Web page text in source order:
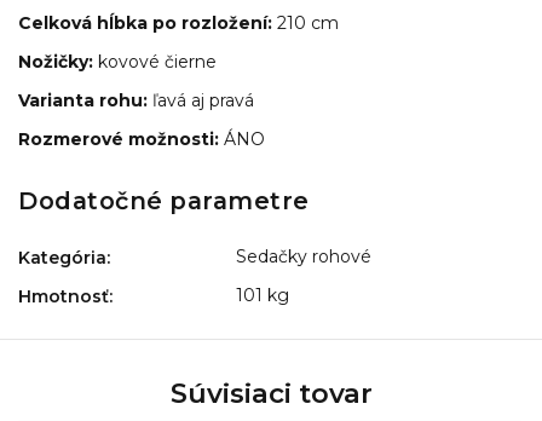
Celková hĺbka po rozložení: 210 cm
Nožičky: kovové čierne
Varianta rohu: ľavá aj pravá
Rozmerové možnosti: ÁNO
Dodatočné parametre
Kategória:
Sedačky rohové
Hmotnosť: 101 kg
Súvisiaci tovar